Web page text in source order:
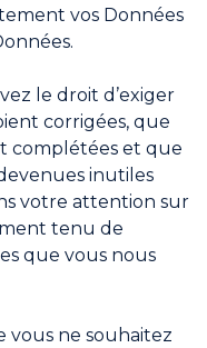
vos Données
le droit d’exiger
corrigées, que
complétées et que
inutiles
votre attention sur
tenu de
que vous nous
vous ne souhaitez